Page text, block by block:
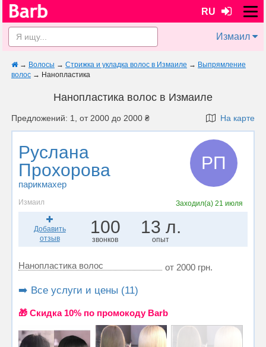
RU
Измаил
→ Волосы → Стрижка и укладка волос в Измаиле → Выпрямление
волос → Нанопластика
Нанопластика волос в Измаиле
Предложений: 1, от 2000 до 2000 ₴ На карте
Руслана
Прохорова
парикмахер
РП
Измаил Заходил(а)21 июля
Добавить
отзыв
100
звонков
13 л.
опыт
Нанопластика волос от 2000 грн.
➡️ Все услуги и цены (11)
🎁 Cкидка 10% по промокоду Barb